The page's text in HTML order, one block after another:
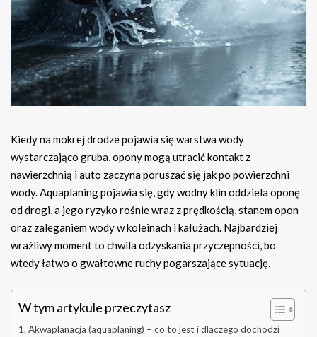
Kiedy na mokrej drodze pojawia się warstwa wody
wystarczająco gruba, opony mogą utracić kontakt z
nawierzchnią i auto zaczyna poruszać się jak po powierzchni
wody. Aquaplaning pojawia się, gdy wodny klin oddziela oponę
od drogi, a jego ryzyko rośnie wraz z prędkością, stanem opon
oraz zaleganiem wody w koleinach i kałużach. Najbardziej
wrażliwy moment to chwila odzyskania przyczepności, bo
wtedy łatwo o gwałtowne ruchy pogarszające sytuację.
W tym artykule przeczytasz
Akwaplanacja (aquaplaning) – co to jest i dlaczego dochodzi